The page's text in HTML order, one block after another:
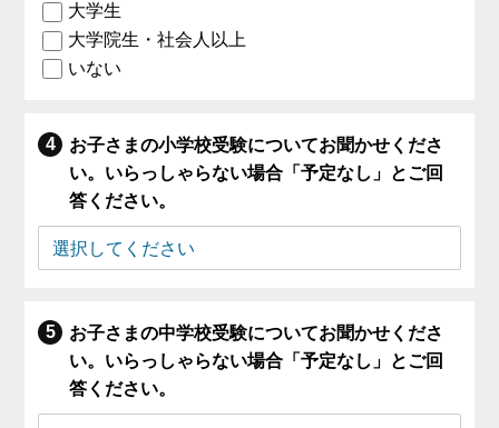
大学生
大学院生・社会人以上
いない
お子さまの小学校受験についてお聞かせくださ
い。いらっしゃらない場合「予定なし」とご回
答ください。
お子さまの中学校受験についてお聞かせくださ
い。いらっしゃらない場合「予定なし」とご回
答ください。